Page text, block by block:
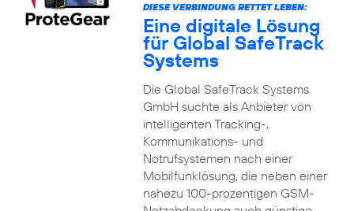
DIESE VERBINDUNG RETTET LEBEN:
Eine digitale Lösung
für Global SafeTrack
Systems
Die Global SafeTrack Systems
GmbH suchte als Anbieter von
intelligenten Tracking-,
Kommunikations- und
Notrufsystemen nach einer
Mobilfunklösung, die neben einer
nahezu 100-prozentigen GSM-